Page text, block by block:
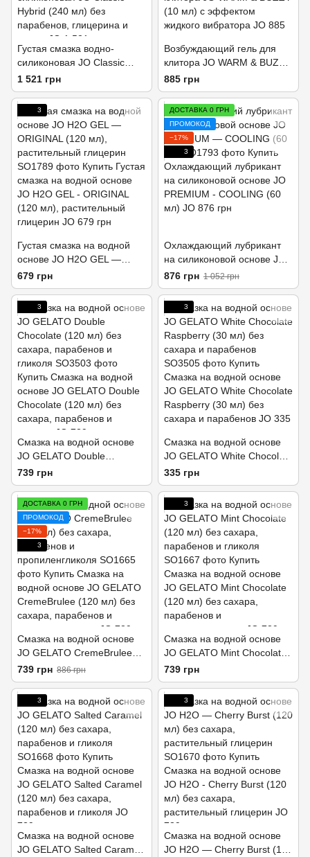
Густая смазка водно-
силиконовая JO Classic
Hybrid (240 мл) без
парабенов, глицерина и
масел
1 521 грн
Возбуждающий гель для
клитора JO WARM & BUZZY
(10 мл) с эффектом
жидкого вибратора
885 грн
3
Густая смазка на водной
основе JO H2O GEL —
ORIGINAL (120 мл),
растительный глицерин
679 грн
ДОСТАВКА 0 ГРН
ПРОМОКОД
−17%
3
Охлаждающий лубрикант
на силиконовой основе JO
PREMIUM — COOLING (60
мл)
876 грн 1 052 грн
3
Смазка на водной основе
JO GELATO Double
Chocolate (120 мл) без
сахара, парабенов и
гликоля
739 грн
3
Смазка на водной основе
JO GELATO White Chocolate
Raspberry (30 мл) без
сахара и парабенов
335 грн
ДОСТАВКА 0 ГРН
ПРОМОКОД
−17%
3
Смазка на водной основе
JO GELATO CremeBrulee
(120 мл) без сахара,
парабенов и
пропиленгликоля
739 грн 886 грн
3
Смазка на водной основе
JO GELATO Mint Chocolate
(120 мл) без сахара,
парабенов и гликоля
739 грн
3
Смазка на водной основе
JO GELATO Salted Caramel
3
Смазка на водной основе
JO H2O — Cherry Burst (120